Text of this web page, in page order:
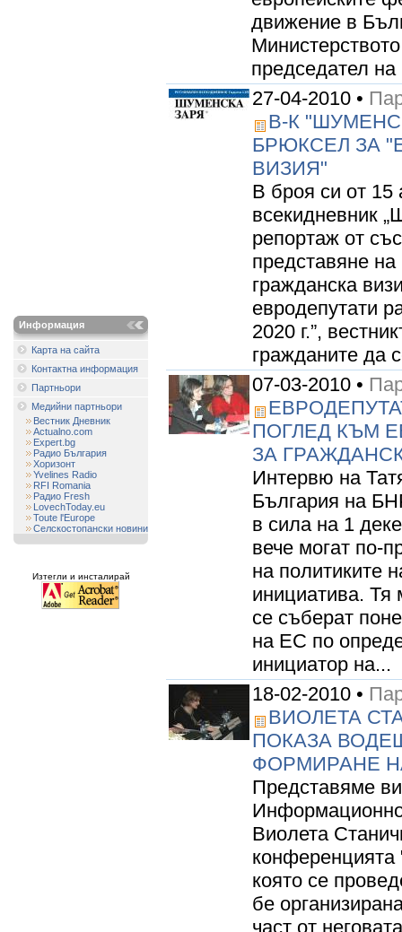
Информация
Карта на сайта
Контактна информация
Партньори
Медийни партньори
Вестник Дневник
Actualno.com
Expert.bg
Радио България
Хоризонт
Yvelines Radio
RFI Romania
Радио Fresh
LovechToday.eu
Toute l'Europe
Селскостопански новини
Изтегли и инсталирай
движение в
председател
27-04-2010 •
В-К
БРЮКСЕЛ ЗА
ВИЗИЯ"
В броя си от 15
всекидневник
репортаж от
представяне на
гражданска
евродепутати
2020 г.”,
гражданите да
07-03-2010 •
ПОГЛЕД КЪМ
ЗА
Интервю на
България на
в сила на 1
вече могат по-
на политиките
инициатива. Тя
се съберат
на ЕС по
инициатор на...
18-02-2010 •
ВИОЛЕТА
ПОКАЗА
ФОРМИРАНЕ
Представяме
Виолета
конференцията
която се
бе
част от